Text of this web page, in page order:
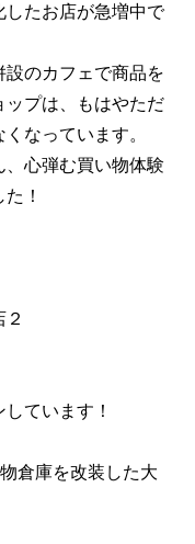
したお店が急増中で
のカフェで商品を
プは、もはやただ
なっています。
心弾む買い物体験
！
ています！
倉庫を改装した大